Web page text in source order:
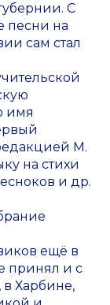
С
песни на
сам стал
имя
М.
на стихи
и др.
ещё в
принял и с
в Харбине,